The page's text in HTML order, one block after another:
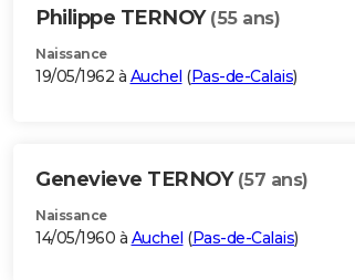
Philippe TERNOY (55 ans)
Naissance
19/05/1962 à Auchel (Pas-de-Calais)
Genevieve TERNOY (57 ans)
Naissance
14/05/1960 à Auchel (Pas-de-Calais)